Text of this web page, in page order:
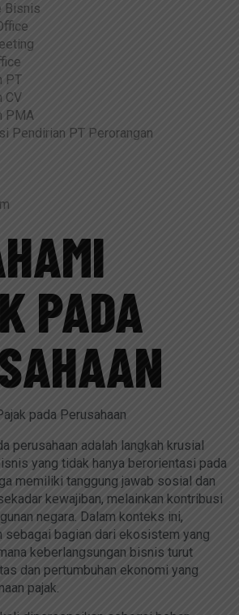
Bisnis
PT
CV
PMA
Pendirian PT Perorangan
PADA
perusahaan adalah langkah krusial
yang tidak hanya berorientasi pada
memiliki tanggung jawab sosial dan
kewajiban, melainkan kontribusi
negara. Dalam konteks ini,
sebagai bagian dari ekosistem yang
keberlangsungan bisnis turut
dan pertumbuhan ekonomi yang
pajak.